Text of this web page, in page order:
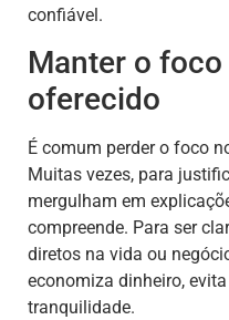
confiável.
Manter o
oferecido
É comum perder o foco
Muitas vezes, para
mergulham em
compreende. Para ser
diretos na vida ou
economiza dinheiro,
tranquilidade.